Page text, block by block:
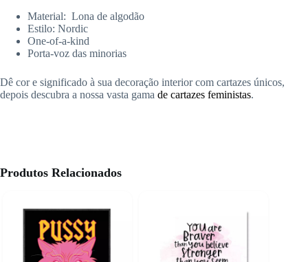
Material: Lona de algodão
Estilo: Nordic
One-of-a-kind
Porta-voz das minorias
Dê cor e significado à sua decoração interior com cartazes únicos,
depois descubra a nossa vasta gama de cartazes feministas.
Produtos Relacionados